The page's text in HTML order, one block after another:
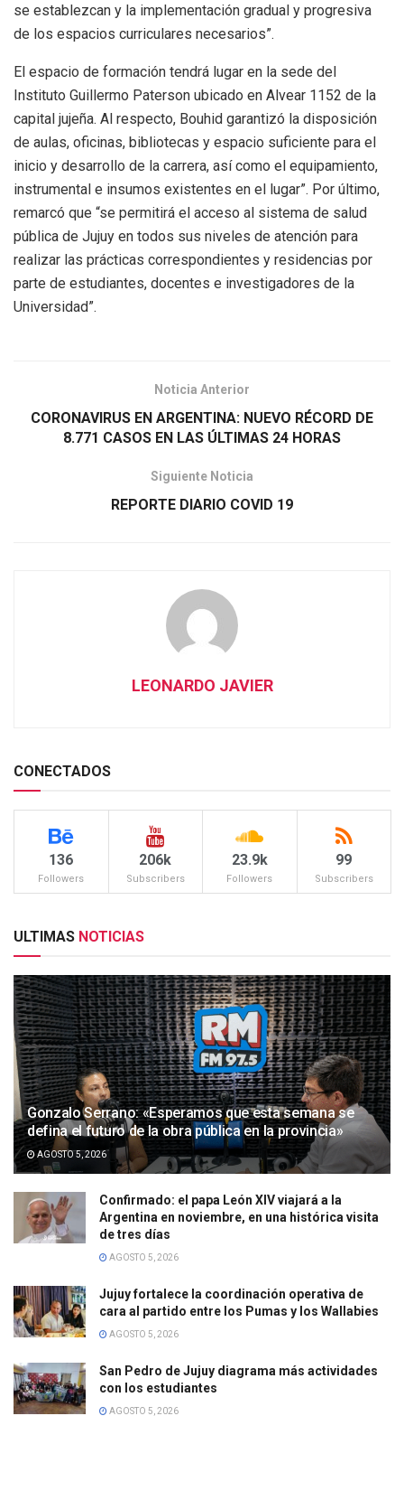
se establezcan y la implementación gradual y progresiva
de los espacios curriculares necesarios”.
El espacio de formación tendrá lugar en la sede del
Instituto Guillermo Paterson ubicado en Alvear 1152 de la
capital jujeña. Al respecto, Bouhid garantizó la disposición
de aulas, oficinas, bibliotecas y espacio suficiente para el
inicio y desarrollo de la carrera, así como el equipamiento,
instrumental e insumos existentes en el lugar”. Por último,
remarcó que “se permitirá el acceso al sistema de salud
pública de Jujuy en todos sus niveles de atención para
realizar las prácticas correspondientes y residencias por
parte de estudiantes, docentes e investigadores de la
Universidad”.
Noticia Anterior
CORONAVIRUS EN ARGENTINA: NUEVO RÉCORD DE
8.771 CASOS EN LAS ÚLTIMAS 24 HORAS
Siguiente Noticia
REPORTE DIARIO COVID 19
LEONARDO JAVIER
CONECTADOS
136
Followers
206k
Subscribers
23.9k
Followers
99
Subscribers
ULTIMAS NOTICIAS
Gonzalo Serrano: «Esperamos que esta semana se
defina el futuro de la obra pública en la provincia»
AGOSTO 5, 2026
Confirmado: el papa León XIV viajará a la
Argentina en noviembre, en una histórica visita
de tres días
AGOSTO 5, 2026
Jujuy fortalece la coordinación operativa de
cara al partido entre los Pumas y los Wallabies
AGOSTO 5, 2026
San Pedro de Jujuy diagrama más actividades
con los estudiantes
AGOSTO 5, 2026